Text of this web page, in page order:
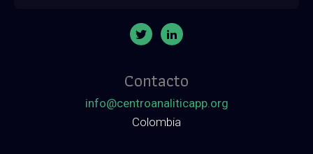
Contacto
info@centroanaliticapp.org
Colombia